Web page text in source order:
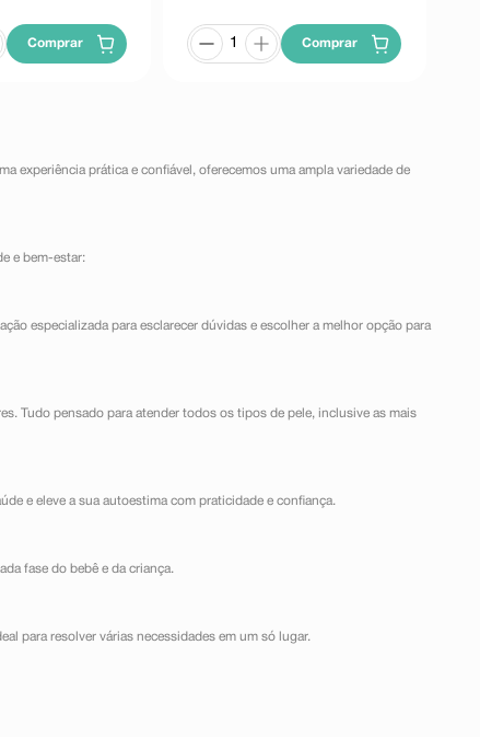
Comprar Comprar
experiência prática e confiável, oferecemos uma ampla variedade de
e bem-estar:
especializada para esclarecer dúvidas e escolher a melhor opção para
Tudo pensado para atender todos os tipos de pele, inclusive as mais
e eleve a sua autoestima com praticidade e confiança.
fase do bebê e da criança.
para resolver várias necessidades em um só lugar.